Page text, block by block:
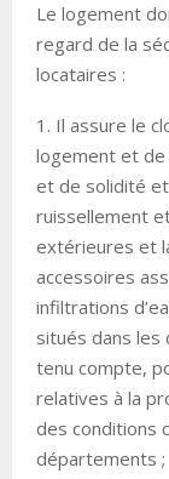
Le logement
regard de la
locataires :
1. Il assure le
logement et de
et de solidité
ruissellement
extérieures et
accessoires
infiltrations
situés dans
tenu compte,
relatives à la
des conditions
départements ;